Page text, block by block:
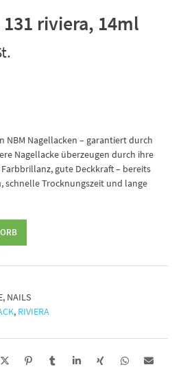
riviera, 14ml
NBM Nagellacken – garantiert durch
Nagellacke überzeugen durch ihre
gute Deckkraft – bereits
schnelle Trocknungszeit und lange
, NAILS
, RIVIERA